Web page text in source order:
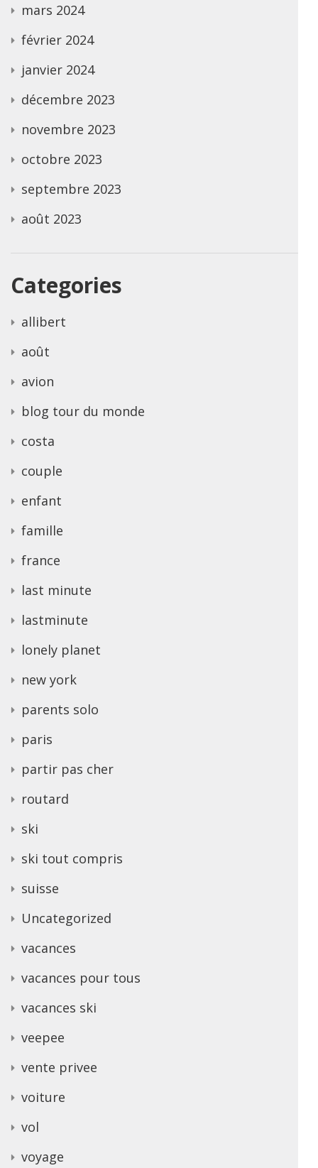
mars 2024
février 2024
janvier 2024
décembre 2023
novembre 2023
octobre 2023
septembre 2023
août 2023
Categories
allibert
août
avion
blog tour du monde
costa
couple
enfant
famille
france
last minute
lastminute
lonely planet
new york
parents solo
paris
partir pas cher
routard
ski
ski tout compris
suisse
Uncategorized
vacances
vacances pour tous
vacances ski
veepee
vente privee
voiture
vol
voyage